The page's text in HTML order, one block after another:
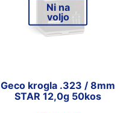
Ni na
voljo
Geco krogla .323 / 8mm
STAR 12,0g 50kos